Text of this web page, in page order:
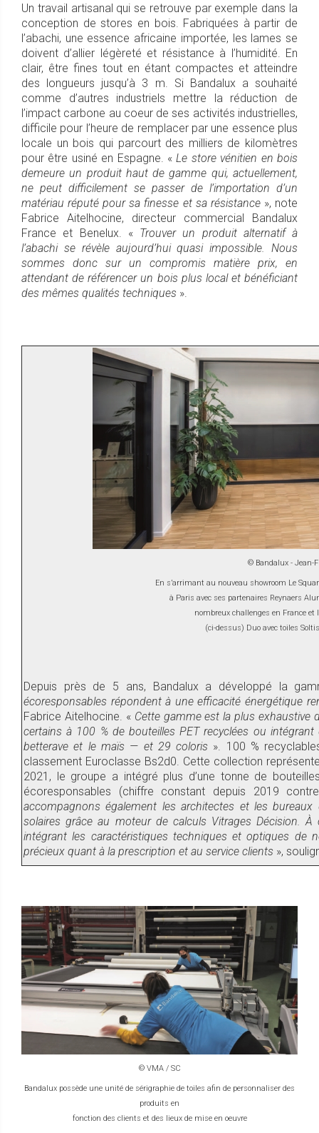
Un travail artisanal qui se retrouve par exemple dans la
conception de stores en bois. Fabriquées à partir de
l’abachi, une essence africaine importée, les lames se
doivent d’allier légèreté et résistance à l’humidité. En
clair, être fines tout en étant compactes et atteindre
des longueurs jusqu’à 3 m. Si Bandalux a souhaité
comme d’autres industriels mettre la réduction de
l’impact carbone au coeur de ses activités industrielles,
difficile pour l’heure de remplacer par une essence plus
locale un bois qui parcourt des milliers de kilomètres
pour être usiné en Espagne. «Le store vénitien en bois
demeure un produit haut de gamme qui, actuellement,
ne peut difficilement se passer de l’importation d’un
matériau réputé pour sa finesse et sa résistance », note
Fabrice Aitelhocine, directeur commercial Bandalux
France et Benelux. « Trouver un produit alternatif à
l’abachi se révèle aujourd’hui quasi impossible. Nous
sommes donc sur un compromis matière prix, en
attendant de référencer un bois plus local et bénéficiant
des mêmes qualités techniques ».
© Bandalux - Jean-
En s’arrimant au nouveau showroom Le
à Paris avec ses partenaires Reynaers
nombreux challenges en France et
(ci-dessus) Duo avec toiles
Depuis près de 5 ans, Bandalux a développé la
écoresponsables répondent à une efficacité énergétique
Fabrice Aitelhocine. « Cette gamme est la plus
certains à 100 % de bouteilles PET recyclées ou
betterave et le maïs — et 29 coloris ». 100 %
classement Euroclasse Bs2d0. Cette collection
2021, le groupe a intégré plus d’une tonne de
écoresponsables (chiffre constant depuis 2019
accompagnons également les architectes et les
solaires grâce au moteur de calculs Vitrages Décision.
intégrant les caractéristiques techniques et optiques
précieux quant à la prescription et au service clients »,
© VMA / SC
Bandalux possède une unité de sérigraphie de toiles afin de personnaliser des
produits en
fonction des clients et des lieux de mise en oeuvre